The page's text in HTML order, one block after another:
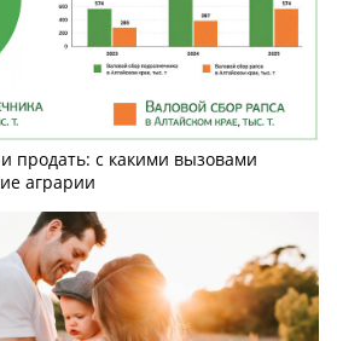
продать: с какими вызовами
аграрии